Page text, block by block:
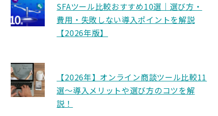
SFAツール比較おすすめ10選｜選び方・
費用・失敗しない導入ポイントを解説
【2026年版】
【2026年】オンライン商談ツール比較11
選〜導入メリットや選び方のコツを解
説！